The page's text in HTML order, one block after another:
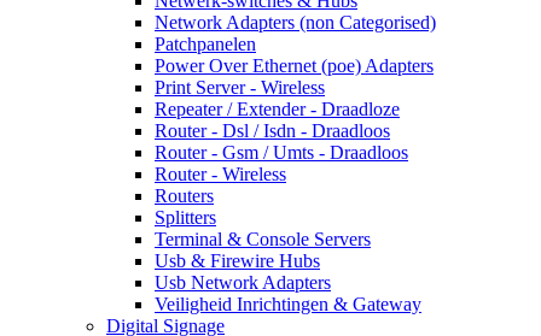
Network Adapters (non Categorised)
Patchpanelen
Power Over Ethernet (poe) Adapters
Print Server - Wireless
Repeater / Extender - Draadloze
Router - Dsl / Isdn - Draadloos
Router - Gsm / Umts - Draadloos
Router - Wireless
Routers
Splitters
Terminal & Console Servers
Usb & Firewire Hubs
Usb Network Adapters
Veiligheid Inrichtingen & Gateway
Digital Signage